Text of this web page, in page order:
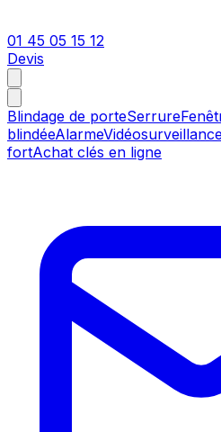
01 45 05 15 12
Devis
Blindage de porteSerrure
blindéeAlarme
fortAchat clés en ligne